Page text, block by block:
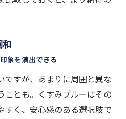
象を演出できる
ですが、あまりに周囲と異な
ことも。くすみブルーはその
すく、安心感のある選択肢で